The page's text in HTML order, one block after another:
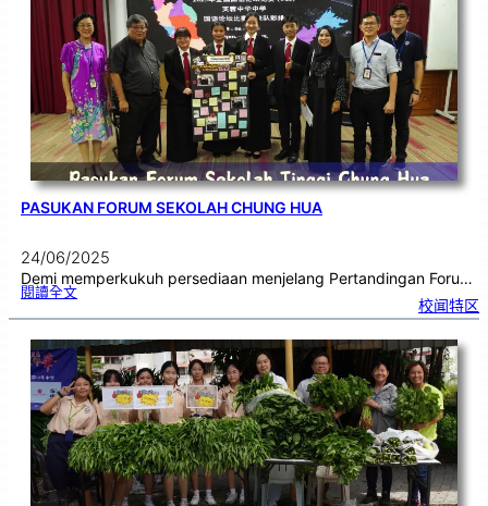
座
为
考
生
注
入
备
考
动
能
PASUKAN FORUM SEKOLAH CHUNG HUA
24/06/2025
Demi memperkukuh persediaan menjelang Pertandingan Foru…
閱讀全文:P
u
a
n
F
o
r
u
m
S
e
k
o
la
h
C
h
u
n
g
ua
校闻特区